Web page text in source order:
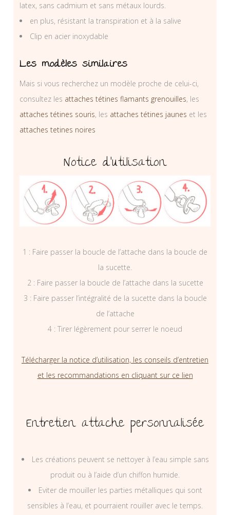
latex, sans cadmium et sans métaux lourds.
en plus, résistant la transpiration et à la salive
Clip en acier inoxydable
Les modèles similaires
Mais si vous recherchez un modèle proche de celui-ci,
consultez les attaches tétines flamants grenouilles, les
attaches tétines souris, les attaches tétines jaunes et les
attaches tetines noires
Notice d’utilisation
1 : Faire passer la boucle de l’attache dans la boucle de
la sucette.
2 : Faire passer la boucle de l’attache dans la sucette
3 : Faire passer l’intégralité de la sucette dans la boucle
de l’attache
4 : Tirer légèrement pour serrer le noeud
Télécharger la notice d’utilisation, les conseils d’entretien
et les recommandations en cliquant sur ce lien
Entretien attache personnalisée
Les créations peuvent se nettoyer à l’eau simple sans
produit ou à l’aide d’un chiffon humide.
Eviter de mouiller les parties métalliques qui sont
sensibles à l’eau, et pourraient rouiller avec le temps.